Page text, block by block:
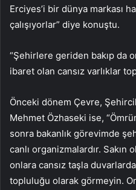
Erciyes’i bir dünya markası
çalışıyorlar” diye konuştu.
“Şehirlere geriden bakıp da
ibaret olan cansız varlıklar
Önceki dönem Çevre,
Mehmet Özhaseki ise,
sonra bakanlık görevimde
canlı organizmalardır. Sakın
onlara cansız taşla
topluluğu olarak görmeyin.